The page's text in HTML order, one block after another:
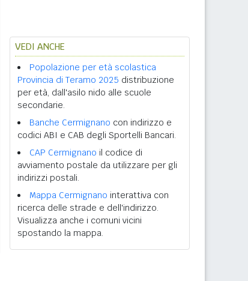
VEDI ANCHE
Popolazione per età scolastica
Provincia di Teramo 2025 distribuzione
per età, dall'asilo nido alle scuole
secondarie.
Banche Cermignano con indirizzo e
codici ABI e CAB degli Sportelli Bancari.
CAP Cermignano il codice di
avviamento postale da utilizzare per gli
indirizzi postali.
Mappa Cermignano interattiva con
ricerca delle strade e dell'indirizzo.
Visualizza anche i comuni vicini
spostando la mappa.